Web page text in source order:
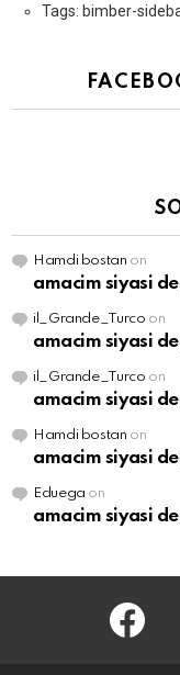
Tags: bimber-
Hamdi bostan on
amacim siyasi
il_Grande_Turco on
amacim siyasi
il_Grande_Turco on
amacim siyasi
Hamdi bostan on
amacim siyasi
Eduega on
amacim siyasi